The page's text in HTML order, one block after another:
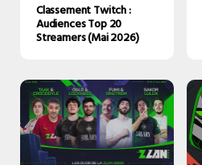
Classement Twitch :
Audiences Top 20
Streamers (Mai 2026)